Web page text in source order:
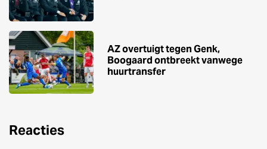
AZ overtuigt tegen Genk,
Boogaard ontbreekt vanwege
huurtransfer
Reacties